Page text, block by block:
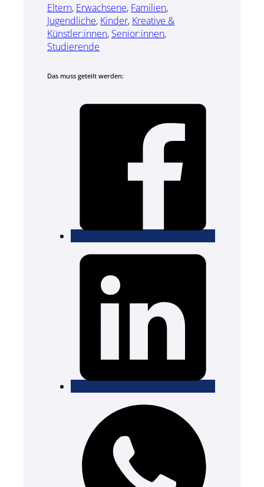
Eltern, Erwachsene, Familien,
Jugendliche, Kinder, Kreative &
Künstler:innen, Senior:innen,
Studierende
Das muss geteilt werden: